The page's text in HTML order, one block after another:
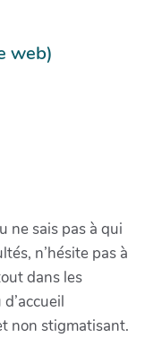
web)
ne sais pas à qui
n’hésite pas à
dans les
non stigmatisant.